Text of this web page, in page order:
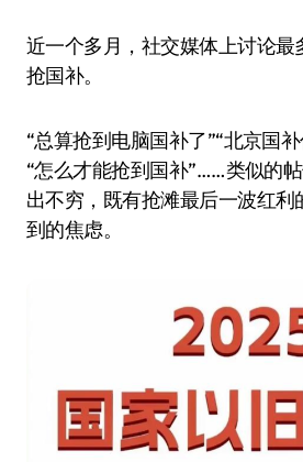
近一个多月，社交媒体上讨论最多的话题之一，是
抢国补。
“总算抢到电脑国补了”“北京国
“怎么才能抢到国补”……类似的
出不穷，既有抢滩最后一波红利
到的焦虑。